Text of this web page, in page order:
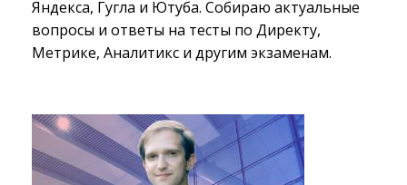
Яндекса, Гугла и Ютуба. Собираю актуальные
вопросы и ответы на тесты по Директу,
Метрике, Аналитикс и другим экзаменам.